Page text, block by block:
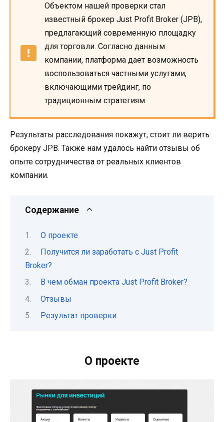
Объектом нашей проверки стал
известный брокер Just Profit Broker (JPB),
предлагающий современную площадку
для торговли. Согласно данным
компании, платформа дает возможность
воспользоваться частными услугами,
включающими трейдинг, по
традиционным стратегиям.
Результаты расследования покажут, стоит ли верить
брокеру JPB. Также нам удалось найти отзывы об
опыте сотрудничества от реальных клиентов
компании.
Содержание
О проекте
Получится ли заработать с Just Profit
Broker?
В чем обман проекта Just Profit Broker?
Отзывы
Результат проверки
О проекте